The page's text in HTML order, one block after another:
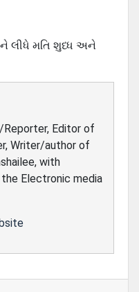
લીધે મતિ શુધ્ધ અને
Reporter, Editor of
Writer/author of
with
Electronic media